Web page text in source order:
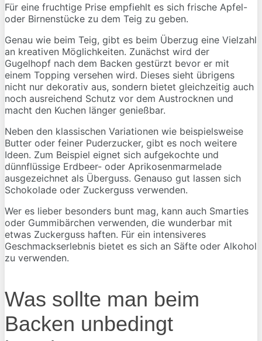
Für eine fruchtige Prise empfiehlt es sich frische Apfel-
oder Birnenstücke zu dem Teig zu geben.
Genau wie beim Teig, gibt es beim Überzug eine Vielzahl
an kreativen Möglichkeiten. Zunächst wird der
Gugelhopf nach dem Backen gestürzt bevor er mit
einem Topping versehen wird. Dieses sieht übrigens
nicht nur dekorativ aus, sondern bietet gleichzeitig auch
noch ausreichend Schutz vor dem Austrocknen und
macht den Kuchen länger genießbar.
Neben den klassischen Variationen wie beispielsweise
Butter oder feiner Puderzucker, gibt es noch weitere
Ideen. Zum Beispiel eignet sich aufgekochte und
dünnflüssige Erdbeer- oder Aprikosenmarmelade
ausgezeichnet als Überguss. Genauso gut lassen sich
Schokolade oder Zuckerguss verwenden.
Wer es lieber besonders bunt mag, kann auch Smarties
oder Gummibärchen verwenden, die wunderbar mit
etwas Zuckerguss haften. Für ein intensiveres
Geschmackserlebnis bietet es sich an Säfte oder Alkohol
zu verwenden.
Was sollte man beim
Backen unbedingt